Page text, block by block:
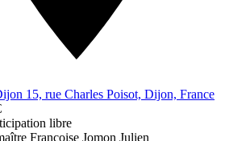
15, rue Charles Poisot, Dijon, France
libre
Françoise Jomon Julien